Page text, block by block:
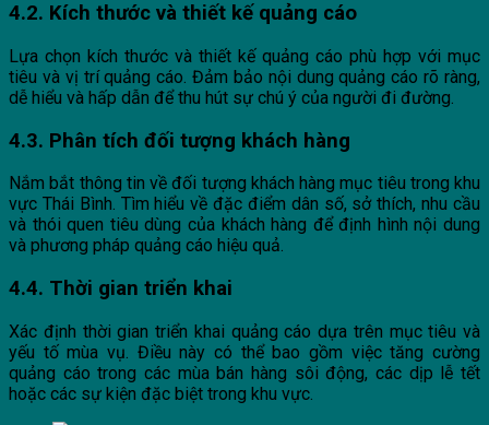
4.2. Kích thước và thiết kế quảng cáo
Lựa chọn kích thước và thiết kế quảng cáo phù hợp với mục
tiêu và vị trí quảng cáo. Đảm bảo nội dung quảng cáo rõ ràng,
dễ hiểu và hấp dẫn để thu hút sự chú ý của người đi đường.
4.3. Phân tích đối tượng khách hàng
Nắm bắt thông tin về đối tượng khách hàng mục tiêu trong khu
vực Thái Bình. Tìm hiểu về đặc điểm dân số, sở thích, nhu cầu
và thói quen tiêu dùng của khách hàng để định hình nội dung
và phương pháp quảng cáo hiệu quả.
4.4. Thời gian triển khai
Xác định thời gian triển khai quảng cáo dựa trên mục tiêu và
yếu tố mùa vụ. Điều này có thể bao gồm việc tăng cường
quảng cáo trong các mùa bán hàng sôi động, các dịp lễ tết
hoặc các sự kiện đặc biệt trong khu vực.